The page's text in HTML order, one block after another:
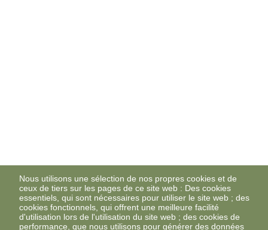
Nous utilisons une sélection de nos propres cookies et de
ceux de tiers sur les pages de ce site web : Des cookies
essentiels, qui sont nécessaires pour utiliser le site web ; des
cookies fonctionnels, qui offrent une meilleure facilité
d'utilisation lors de l'utilisation du site web ; des cookies de
performance, que nous utilisons pour générer des données